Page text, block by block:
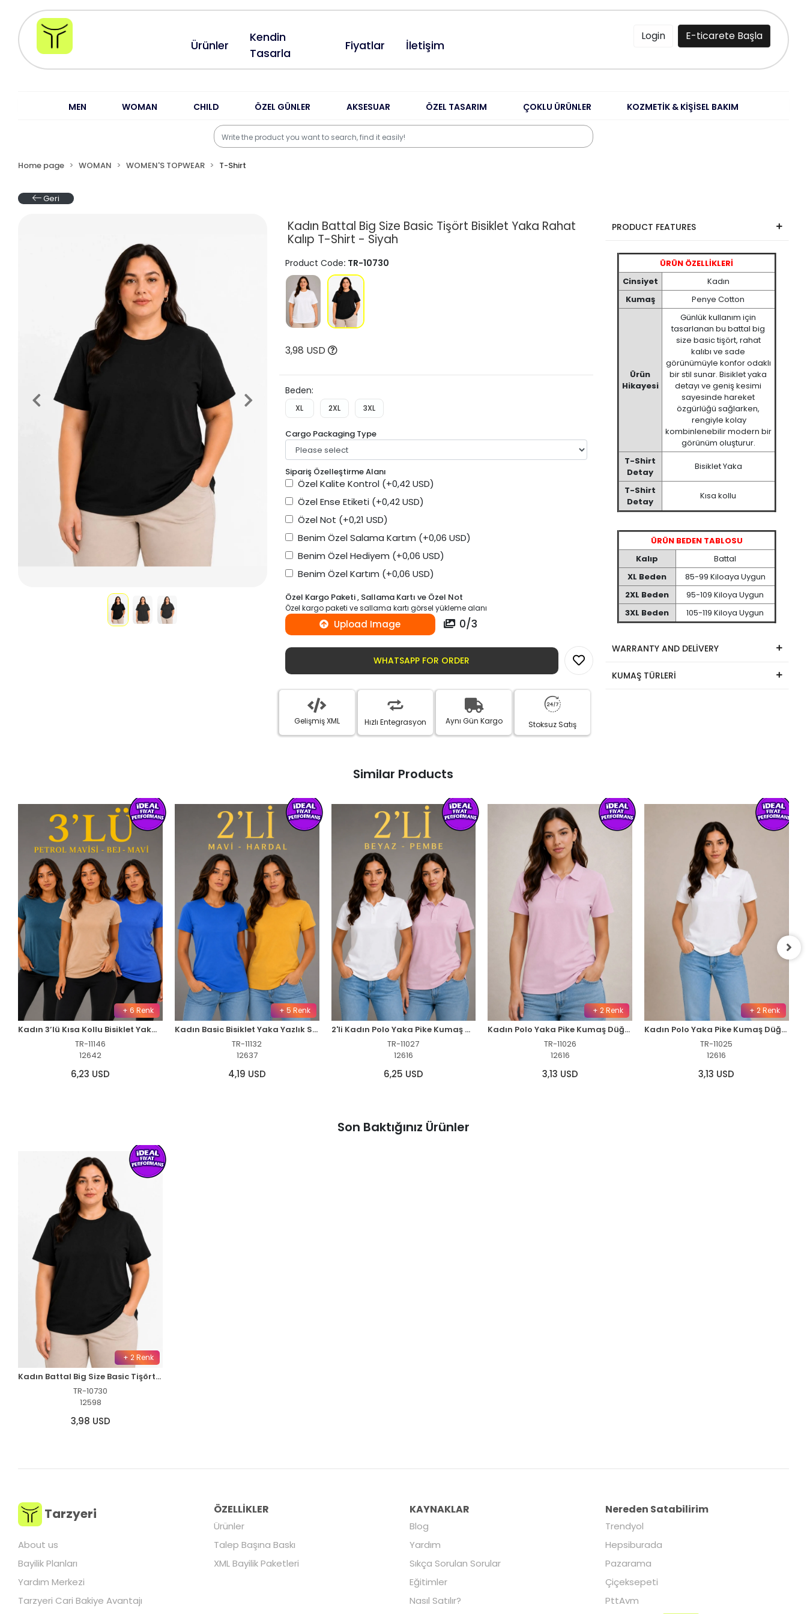
Ürünler
Kendin
Tasarla
Fiyatlar İletişim
Login E-ticarete Başla
MEN WOMAN CHILD ÖZEL GÜNLER AKSESUAR ÖZEL TASARIM ÇOKLU ÜRÜNLER KOZMETİK & KİŞİSEL BAKIM
Home page WOMAN WOMEN'S TOPWEAR T-Shirt
Geri
Kadın Battal Big Size Basic Tişört Bisiklet Yaka Rahat
Kalıp T-Shirt - Siyah
Product Code: TR-10730
3,98 USD
Beden:
XL 2XL 3XL
Cargo Packaging Type
Sipariş Özelleştirme Alanı
Özel Kalite Kontrol (+0,42 USD)
Özel Ense Etiketi (+0,42 USD)
Özel Not (+0,21 USD)
Benim Özel Salama Kartım (+0,06 USD)
Benim Özel Hediyem (+0,06 USD)
Benim Özel Kartım (+0,06 USD)
Özel Kargo Paketi , Sallama Kartı ve Özel Not
Özel kargo paketi ve sallama kartı görsel yükleme alanı
Upload Image 0/3
WHATSAPP FOR ORDER
Gelişmiş XML Hızlı Entegrasyon Aynı Gün Kargo Stoksuz Satış
PRODUCT FEATURES
ÜRÜN ÖZELLİKLERİ
Cinsiyet
Kadın
Kumaş
Penye Cotton
Ürün
Hikayesi
Günlük kullanım için
tasarlanan bu battal big
size basic tişört, rahat
kalıbı ve sade
görünümüyle konfor odaklı
bir stil sunar. Bisiklet yaka
detayı ve geniş kesimi
sayesinde hareket
özgürlüğü sağlarken,
rengiyle kolay
kombinlenebilir modern bir
görünüm oluşturur.
T-Shirt
Detay
Bisiklet Yaka
T-Shirt
Detay
Kısa kollu
ÜRÜN BEDEN TABLOSU
Kalıp
Battal
XL Beden
85-99 Kiloaya Uygun
2XL Beden
95-109 Kiloya Uygun
3XL Beden
105-119 Kiloya Uygun
WARRANTY AND DELİVERY
KUMAŞ TÜRLERİ
Similar Products
+ 6 Renk
Kadın 3’lü Kısa Kollu Bisiklet Yaka Basic Slim Fit T-Shirt -Petrol Mavisi - Bej - Mavi
TR-11146
12642
6,23 USD
+ 5 Renk
Kadın Basic Bisiklet Yaka Yazlık Slim fit T-Shirt - Mavi & Hardal Sarısı
TR-11132
12637
4,19 USD
2'li Kadın Polo Yaka Pike Kumaş Düğmeli Basic Tişört Günlük Rahat Kesim - Beyaz, Pembe
TR-11027
12616
6,25 USD
+ 2 Renk
Kadın Polo Yaka Pike Kumaş Düğmeli Basic Tişört Günlük Rahat - Pembe
TR-11026
12616
3,13 USD
+ 2 Renk
Kadın Polo Yaka Pike Kumaş Düğmeli Basic Tişört Günlük Rahat - Beyaz
TR-11025
12616
3,13 USD
Son Baktığınız Ürünler
+ 2 Renk
Kadın Battal Big Size Basic Tişört Bisiklet Yaka Rahat Kalıp T-Shirt - Siyah
TR-10730
12598
3,98 USD
Tarzyeri
About us
Bayilik Planları
Yardım Merkezi
Tarzyeri Cari Bakiye Avantajı
ÖZELLİKLER
Ürünler
Talep Başına Baskı
XML Bayilik Paketleri
KAYNAKLAR
Blog
Yardım
Sıkça Sorulan Sorular
Eğitimler
Nasıl Satılır?
Nereden Satabilirim
Trendyol
Hepsiburada
Pazarama
Çiçeksepeti
PttAvm